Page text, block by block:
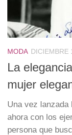
MODA DICIEMBRE
La
mujer
Una vez lanzada
ahora con los
persona que